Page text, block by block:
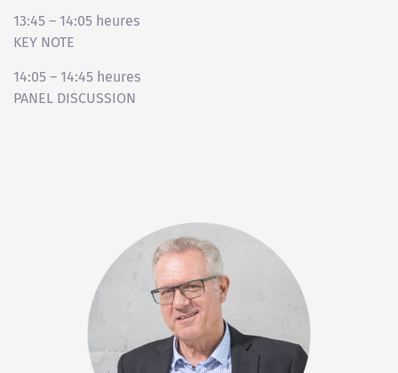
13:45 – 14:05 heures
KEY NOTE
14:05 – 14:45 heures
PANEL DISCUSSION